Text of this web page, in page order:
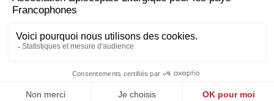
ORAISON
donnes pour rythmer notre vie : à travers ombres et
lumières, conduis-nous au jour qui ne finira pas.